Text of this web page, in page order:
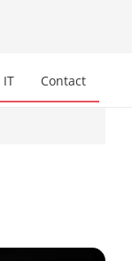
arrows to
IT Contact